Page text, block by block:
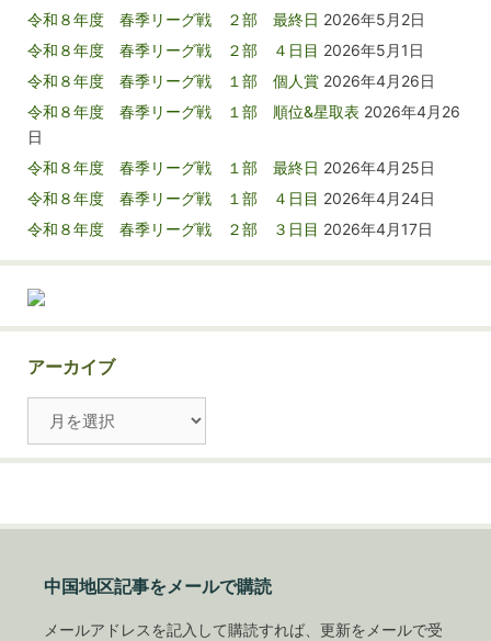
令和８年度 春季リーグ戦 ２部 最終日 2026年5月2日
令和８年度 春季リーグ戦 ２部 ４日目 2026年5月1日
令和８年度 春季リーグ戦 １部 個人賞 2026年4月26日
令和８年度 春季リーグ戦 １部 順位&星取表 2026年4月26
日
令和８年度 春季リーグ戦 １部 最終日 2026年4月25日
令和８年度 春季リーグ戦 １部 ４日目 2026年4月24日
令和８年度 春季リーグ戦 ２部 ３日目 2026年4月17日
アーカイブ
カ
中国地区記事をメールで購読
メールアドレスを記入して購読すれば、更新をメールで受